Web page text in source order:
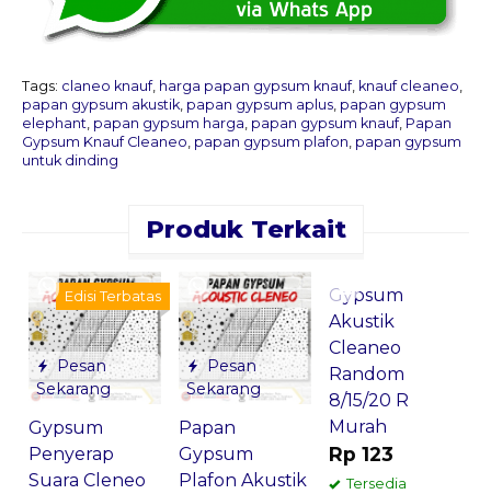
Tags: claneo knauf, harga papan gypsum knauf, knauf cleaneo
papan gypsum akustik papan gypsum aplus papan gypsum
elephant papan gypsum harga papan gypsum knauf, Papan
Gypsum Knauf Cleaneo papan gypsum plafon papan gypsum
untuk dinding
Produk Terkait
Pesan
Sekarang
Edisi Terbatas
Gypsum
Penyerap
Suara Cleneo
Pesan
Sekarang
Papan
Gypsum
Plafon Akustik
Gypsum
Akustik
Cleaneo
Random
8/15/20 R
Murah
Rp 123
Tersedia